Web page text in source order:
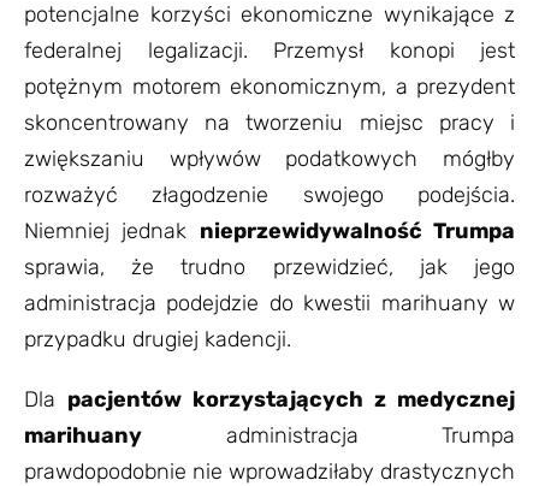
potencjalne korzyści ekonomiczne wynikające z
federalnej legalizacji. Przemysł konopi jest
potężnym motorem ekonomicznym, a prezydent
skoncentrowany na tworzeniu miejsc pracy i
zwiększaniu wpływów podatkowych mógłby
rozważyć złagodzenie swojego podejścia.
Niemniej jednak nieprzewidywalność Trumpa
sprawia, że trudno przewidzieć, jak jego
administracja podejdzie do kwestii marihuany w
przypadku drugiej kadencji.
Dla pacjentów korzystających z medycznej
marihuany administracja Trumpa
prawdopodobnie nie wprowadziłaby drastycznych